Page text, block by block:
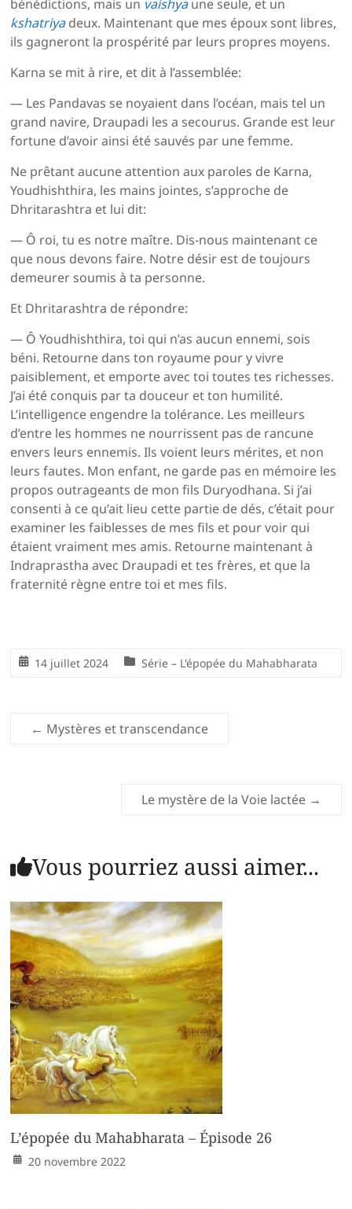
bénédictions, mais un vaishya une seule, et un
kshatriya deux. Maintenant que mes époux sont libres,
ils gagneront la prospérité par leurs propres moyens.
Karna se mit à rire, et dit à l’assemblée:
— Les Pandavas se noyaient dans l’océan, mais tel un
grand navire, Draupadi les a secourus. Grande est leur
fortune d’avoir ainsi été sauvés par une femme.
Ne prêtant aucune attention aux paroles de Karna,
Youdhishthira, les mains jointes, s’approche de
Dhritarashtra et lui dit:
— Ô roi, tu es notre maître. Dis-nous maintenant ce
que nous devons faire. Notre désir est de toujours
demeurer soumis à ta personne.
Et Dhritarashtra de répondre:
— Ô Youdhishthira, toi qui n’as aucun ennemi, sois
béni. Retourne dans ton royaume pour y vivre
paisiblement, et emporte avec toi toutes tes richesses.
J’ai été conquis par ta douceur et ton humilité.
L’intelligence engendre la tolérance. Les meilleurs
d’entre les hommes ne nourrissent pas de rancune
envers leurs ennemis. Ils voient leurs mérites, et non
leurs fautes. Mon enfant, ne garde pas en mémoire les
propos outrageants de mon fils Duryodhana. Si j’ai
consenti à ce qu’ait lieu cette partie de dés, c’était pour
examiner les faiblesses de mes fils et pour voir qui
étaient vraiment mes amis. Retourne maintenant à
Indraprastha avec Draupadi et tes frères, et que la
fraternité règne entre toi et mes fils.
14 juillet 2024 Série – L'épopée du Mahabharata
← Mystères et transcendance
Le mystère de la Voie lactée →
Vous pourriez aussi aimer...
L’épopée du Mahabharata – Épisode 26
20 novembre 2022